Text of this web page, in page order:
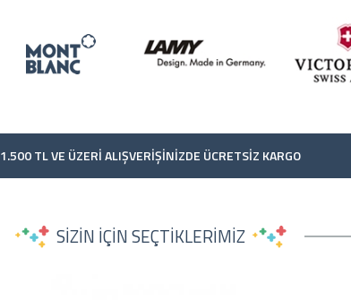
1.500 TL VE ÜZERİ ALIŞVERİŞİNİZDE ÜCRETSİZ KARGO
SİZİN İÇİN SEÇTİKLERİMİZ